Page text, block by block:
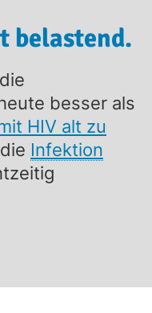
belastend.
besser als
HIV alt zu
Infektion